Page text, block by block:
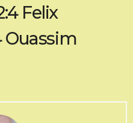
Felix
Ouassim